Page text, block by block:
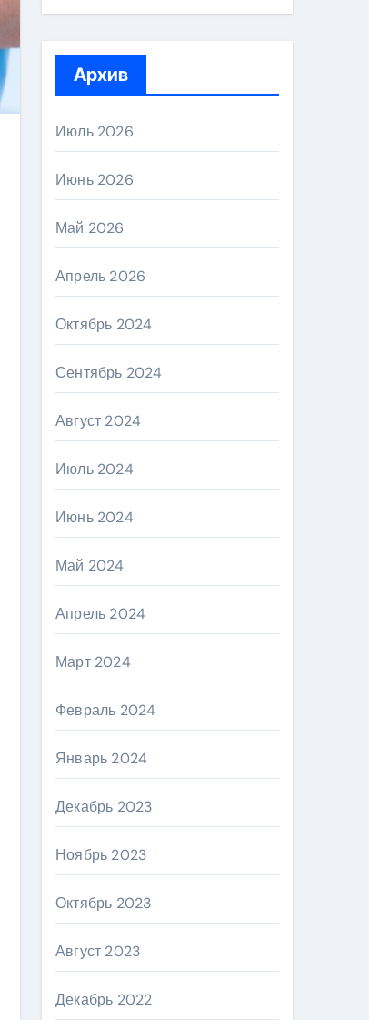
Архив
Июль 2026
Июнь 2026
Май 2026
Апрель 2026
Октябрь 2024
Сентябрь 2024
Август 2024
Июль 2024
Июнь 2024
Май 2024
Апрель 2024
Март 2024
Февраль 2024
Январь 2024
Декабрь 2023
Ноябрь 2023
Октябрь 2023
Август 2023
Декабрь 2022